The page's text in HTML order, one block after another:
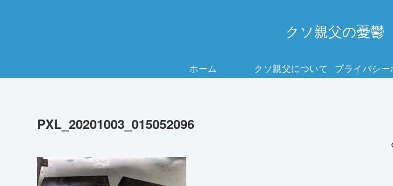
クソ親父の憂鬱
ホーム クソ親父について
PXL_20201003_015052096